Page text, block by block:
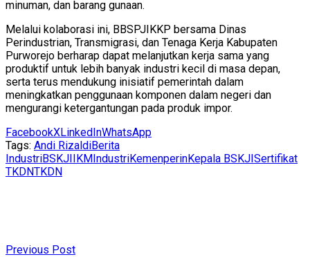
minuman, dan barang gunaan.
Melalui kolaborasi ini, BBSPJIKKP bersama Dinas
Perindustrian, Transmigrasi, dan Tenaga Kerja Kabupaten
Purworejo berharap dapat melanjutkan kerja sama yang
produktif untuk lebih banyak industri kecil di masa depan,
serta terus mendukung inisiatif pemerintah dalam
meningkatkan penggunaan komponen dalam negeri dan
mengurangi ketergantungan pada produk impor.
FacebookXLinkedInWhatsApp
Tags: Andi RizaldiBerita
IndustriBSKJIIKMIndustriKemenperinKepala BSKJISertifikat
TKDNTKDN
Previous Post